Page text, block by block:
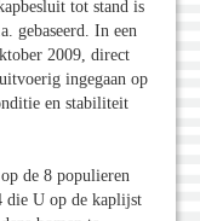
tot stand is
gebaseerd. In een
2009, direct
ingegaan op
en stabiliteit
de 8 populieren
die U op de kaplijst